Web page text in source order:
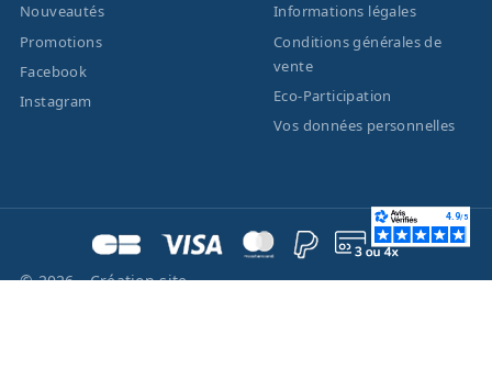
Nouveautés
Promotions
Facebook
Instagram
Informations légales
Conditions générales de
vente
Eco-Participation
Vos données personnelles
© 2026 - Création site